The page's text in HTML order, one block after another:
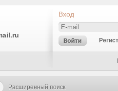
Вход
Расширенный поиск